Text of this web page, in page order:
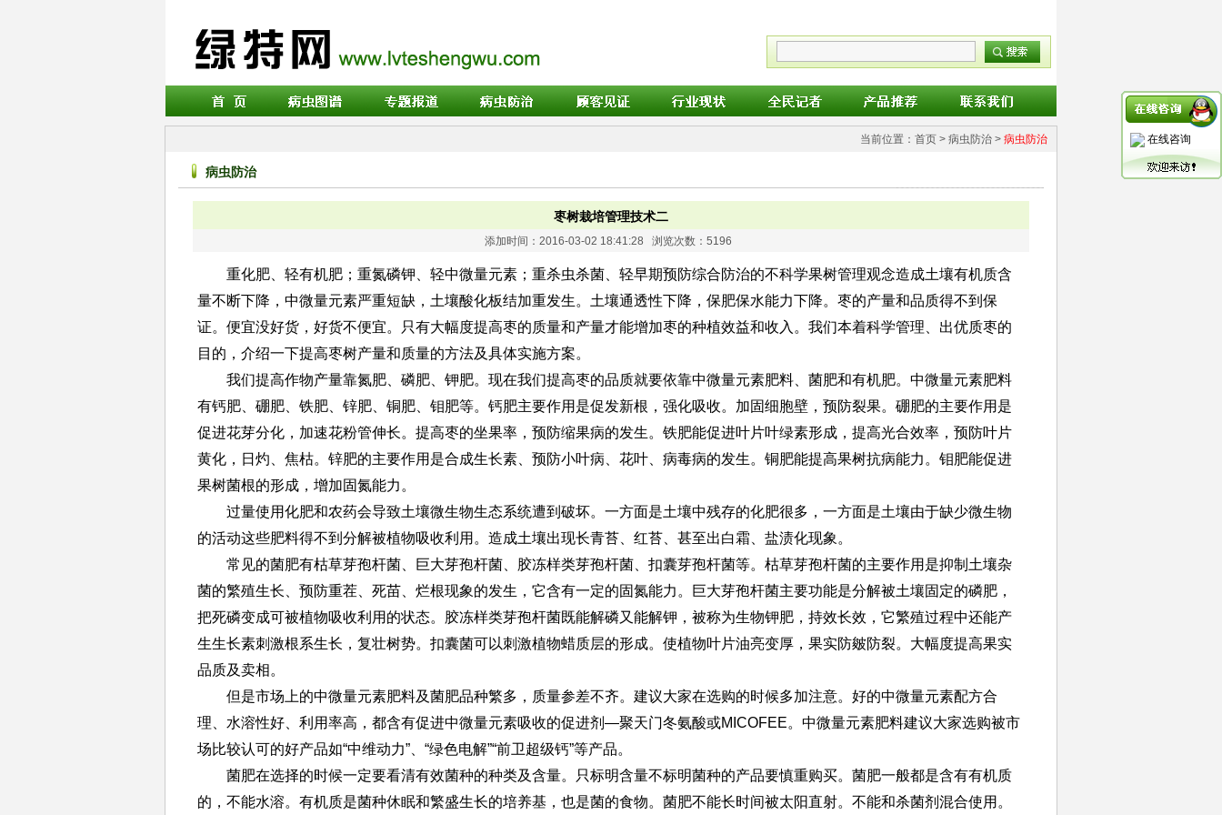
当前位置： 首页 > 病虫防治 > 病虫防治
病虫防治
枣树栽培管理技术二
添加时间：2016-03-02 18:41:28 浏览次数：5196
重化肥、轻有机肥；重氮磷钾、轻中微量元素；重杀虫杀菌、轻早期预防综合防治的不科学果树管理观念造成土壤有机质含
量不断下降，中微量元素严重短缺，土壤酸化板结加重发生。土壤通透性下降，保肥保水能力下降。枣的产量和品质得不到保
证。便宜没好货，好货不便宜。只有大幅度提高枣的质量和产量才能增加枣的种植效益和收入。我们本着科学管理、出优质枣的
目的，介绍一下提高枣树产量和质量的方法及具体实施方案。
我们提高作物产量靠氮肥、磷肥、钾肥。现在我们提高枣的品质就要依靠中微量元素肥料、菌肥和有机肥。中微量元素肥料
有钙肥、硼肥、铁肥、锌肥、铜肥、钼肥等。钙肥主要作用是促发新根，强化吸收。加固细胞壁，预防裂果。硼肥的主要作用是
促进花芽分化，加速花粉管伸长。提高枣的坐果率，预防缩果病的发生。铁肥能促进叶片叶绿素形成，提高光合效率，预防叶片
黄化，日灼、焦枯。锌肥的主要作用是合成生长素、预防小叶病、花叶、病毒病的发生。铜肥能提高果树抗病能力。钼肥能促进
果树菌根的形成，增加固氮能力。
过量使用化肥和农药会导致土壤微生物生态系统遭到破坏。一方面是土壤中残存的化肥很多，一方面是土壤由于缺少微生物
的活动这些肥料得不到分解被植物吸收利用。造成土壤出现长青苔、红苔、甚至出白霜、盐渍化现象。
常见的菌肥有枯草芽孢杆菌、巨大芽孢杆菌、胶冻样类芽孢杆菌、扣囊芽孢杆菌等。枯草芽孢杆菌的主要作用是抑制土壤杂
菌的繁殖生长、预防重茬、死苗、烂根现象的发生，它含有一定的固氮能力。巨大芽孢杆菌主要功能是分解被土壤固定的磷肥，
把死磷变成可被植物吸收利用的状态。胶冻样类芽孢杆菌既能解磷又能解钾，被称为生物钾肥，持效长效，它繁殖过程中还能产
生生长素刺激根系生长，复壮树势。扣囊菌可以刺激植物蜡质层的形成。使植物叶片油亮变厚，果实防皴防裂。大幅度提高果实
品质及卖相。
但是市场上的中微量元素肥料及菌肥品种繁多，质量参差不齐。建议大家在选购的时候多加注意。好的中微量元素配方合
理、水溶性好、利用率高，都含有促进中微量元素吸收的促进剂 —聚天门冬氨酸或MICOFEE。中微量元素肥料建议大家选购被市
场比较认可的好产品如“中维动力”、“绿色电解”“前卫超级钙”等产品。
菌肥在选择的时候一定要看清有效菌种的种类及含量。只标明含量不标明菌种的产品要慎重购买。菌肥一般都是含有有机质
的，不能水溶。有机质是菌种休眠和繁盛生长的培养基，也是菌的食物。菌肥不能长时间被太阳直射。不能和杀菌剂混合使用。
在线咨询